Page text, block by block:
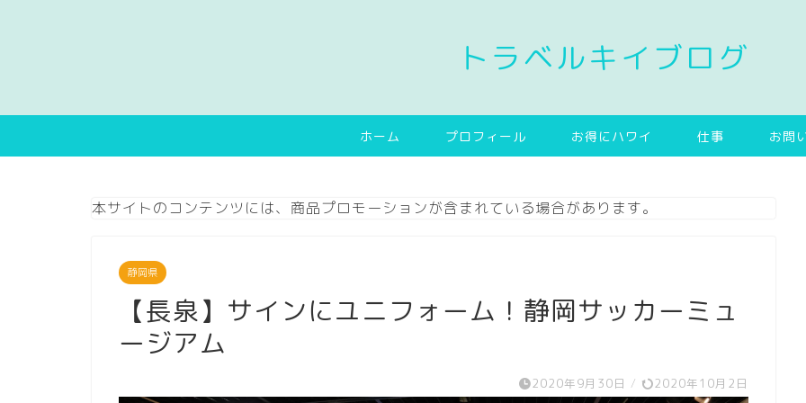
トラベルキイブログ
ホーム プロフィール お得にハワイ 仕事 お問
本サイトのコンテンツには、商品プロモーションが含まれている場合があります。
静岡県
【長泉】サインにユニフォーム！静岡サッカーミュ
ージアム
2020年9月30日 / 2020年10月2日